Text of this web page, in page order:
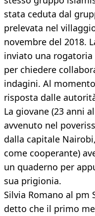
stata ceduta dal
prelevata nel
novembre del 2018.
inviato una
per chiedere
indagini. Al
risposta dalle
La giovane (23 anni
avvenuto nel
dalla capitale
come cooperante)
un quaderno per
sua prigionia.
Silvia Romano al pm
detto che il primo